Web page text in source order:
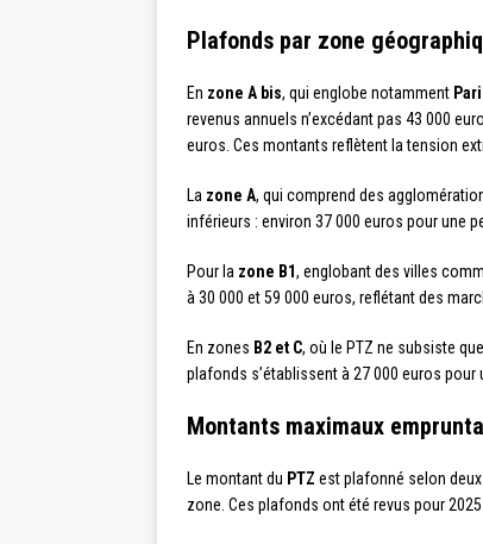
Plafonds par zone
En zone A bis, qui englobe notamment
revenus annuels n’excédant pas 43 000
euros. Ces montants reflètent la tension
La zone A, qui comprend des
inférieurs : environ 37 000 euros pour une
Pour la zone B1, englobant des villes
à 30 000 et 59 000 euros, reflétant des
En zones B2 et C, où le PTZ ne subsiste
plafonds s’établissent à 27 000 euros pour
Montants maximaux
Le montant du PTZ est plafonné selon
zone. Ces plafonds ont été revus pour 2025